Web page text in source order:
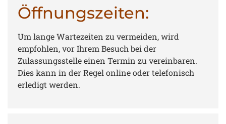
Öffnungszeiten:
Um lange Wartezeiten zu vermeiden, wird
empfohlen, vor Ihrem Besuch bei der
Zulassungsstelle einen Termin zu vereinbaren.
Dies kann in der Regel online oder telefonisch
erledigt werden.